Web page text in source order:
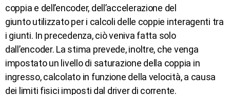
coppia e dell’encoder, dell’accelerazione del
giunto utilizzato per i calcoli delle coppie interagenti tra
i giunti. In precedenza, ciò veniva fatta solo
dall’encoder. La stima prevede, inoltre, che venga
impostato un livello di saturazione della coppia in
ingresso, calcolato in funzione della velocità, a causa
dei limiti fisici imposti dal driver di corrente.